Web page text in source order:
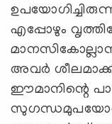
എപ്പോഴും
അവര്‍
ഈമാനിന്റെ